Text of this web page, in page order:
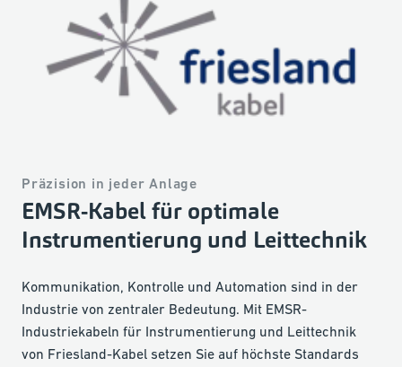
Präzision in jeder Anlage
EMSR-Kabel für optimale
Instrumentierung und Leittechnik
Kommunikation, Kontrolle und Automation sind in der
Industrie von zentraler Bedeutung. Mit EMSR-
Industriekabeln für Instrumentierung und Leittechnik
von Friesland-Kabel setzen Sie auf höchste Standards